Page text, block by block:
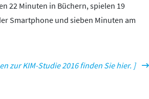
22 Minuten in Büchern, spielen 19
Smartphone und sieben Minuten am
zur KIM-Studie 2016 finden Sie hier. ]